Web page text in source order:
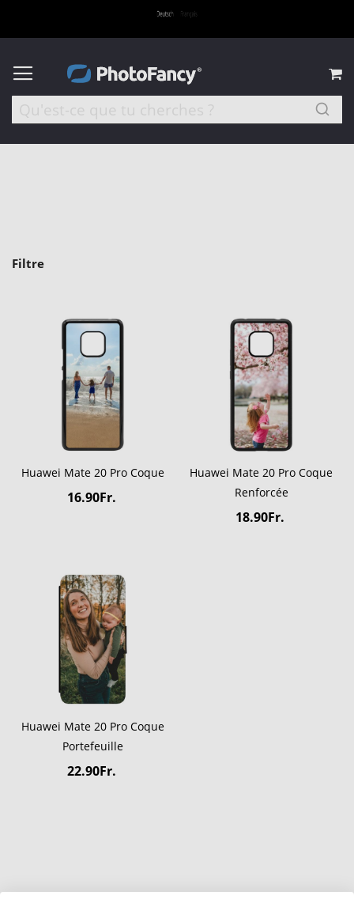
Filtre
Huawei Mate 20 Pro Coque
16.90Fr.
Huawei Mate 20 Pro Coque
Renforcée
18.90Fr.
Huawei Mate 20 Pro Coque
Portefeuille
22.90Fr.